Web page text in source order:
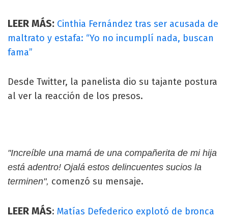
LEER MÁS: Cinthia Fernández tras ser acusada de
maltrato y estafa: “Yo no incumplí nada, buscan
fama”
Desde Twitter, la panelista dio su tajante postura
al ver la reacción de los presos.
"Increíble una mamá de una compañerita de mi hija
está adentro! Ojalá estos delincuentes sucios la
terminen", comenzó su mensaje.
LEER MÁS: Matías Defederico explotó de bronca